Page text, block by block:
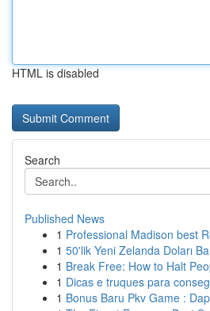
HTML is disabled
Search
Published News
1 Professional Madison best
1 50'lik Yeni Zelanda Doları
1 Break Free: How to Halt
1 Dicas e truques para
1 Bonus Baru Pkv Game :